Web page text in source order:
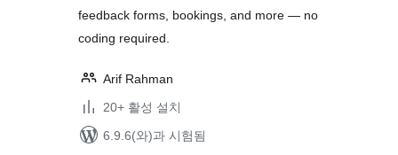
feedback forms, bookings, and more — no
coding required.
Arif Rahman
20+ 활성 설치
6.9.6(와)과 시험됨